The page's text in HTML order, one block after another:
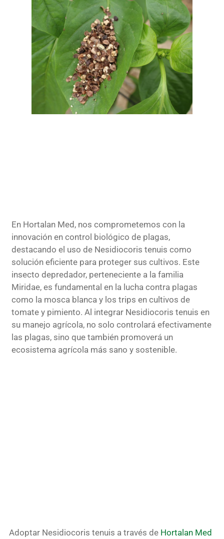
En Hortalan Med, nos comprometemos con la
innovación en control biológico de plagas,
destacando el uso de Nesidiocoris tenuis como
solución eficiente para proteger sus cultivos. Este
insecto depredador, perteneciente a la familia
Miridae, es fundamental en la lucha contra plagas
como la mosca blanca y los trips en cultivos de
tomate y pimiento. Al integrar Nesidiocoris tenuis en
su manejo agrícola, no solo controlará efectivamente
las plagas, sino que también promoverá un
ecosistema agrícola más sano y sostenible.
Adoptar Nesidiocoris tenuis a través de Hortalan Med